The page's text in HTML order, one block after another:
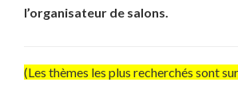
l’organisateur de salons.
(Les thèmes les plus recherchés sont